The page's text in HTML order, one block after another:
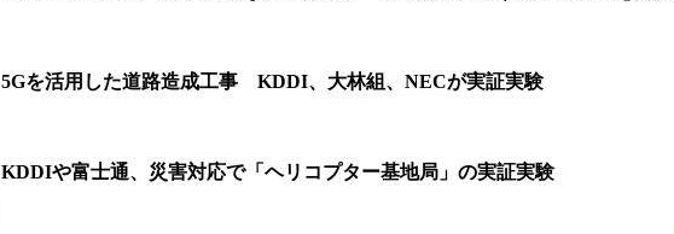
5Gを活用した道路造成工事 KDDI、大林組、NECが実証実験
KDDIや富士通、災害対応で「ヘリコプター基地局」の実証実験